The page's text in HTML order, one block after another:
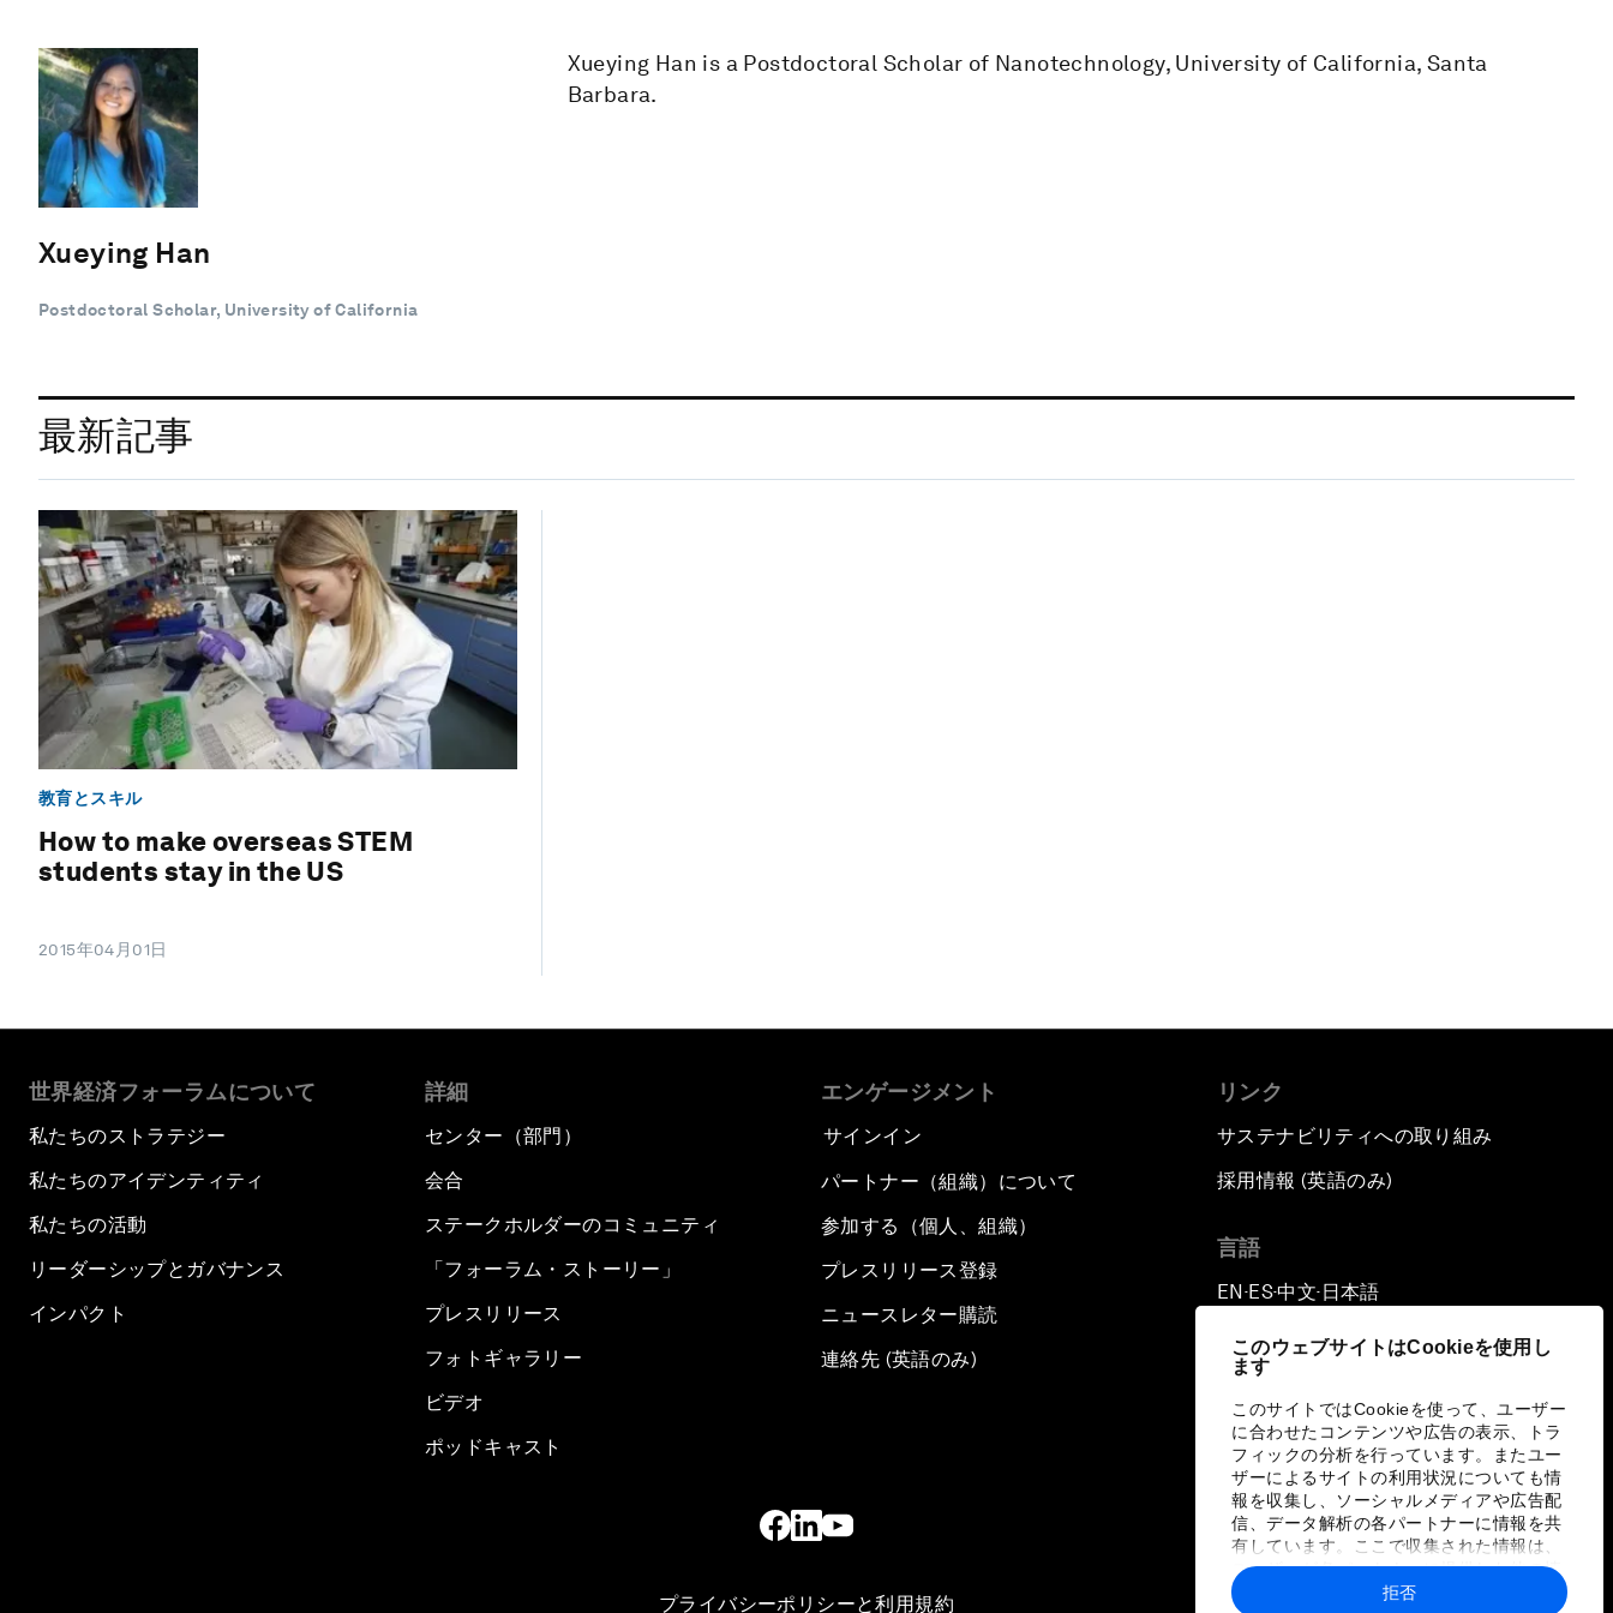
このウェブサイトはCookieを使用し
ます
このサイトではCookieを使って、ユーザー
に合わせたコンテンツや広告の表示、トラ
フィックの分析を行っています。またユー
ザーによるサイトの利用状況についても情
報を収集し、ソーシャルメディアや広告配
信、データ解析の各パートナーに情報を共
有しています。ここで収集された情報は、
ユーザーが各パートナーに提供した他の情
報や各パートナーのサービスを使用した際
拒否
Xueying Han
Postdoctoral Scholar, University of California
Xueying Han is a Postdoctoral Scholar of Nanotechnology, University of California, Santa
Barbara.
最新記事
教育とスキル
How to make overseas STEM
students stay in the US
2015年04月01日
世界経済フォーラムについて
私たちのストラテジー
私たちのアイデンティティ
私たちの活動
リーダーシップとガバナンス
インパクト
詳細
センター（部門）
会合
ステークホルダーのコミュニティ
「フォーラム・ストーリー」
プレスリリース
フォトギャラリー
ビデオ
ポッドキャスト
エンゲージメント
サインイン
パートナー（組織）について
参加する（個人、組織）
プレスリリース登録
ニュースレター購読
連絡先 (英語のみ)
リンク
サステナビリティへの取り組み
採用情報 (英語のみ)
言語
EN ▪ ES▪中文▪ 日本語
プライバシーポリシーと利用規約